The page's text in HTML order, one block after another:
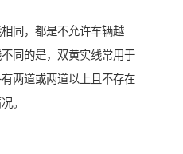
同，都是不允许车辆越
同的是，双黄实线常用于
两道或两道以上且不存在
。